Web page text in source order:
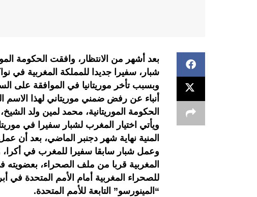
بعد أشهر من الانتظار، وافقت الحكومة
شبار، سفيرا جديدا للمملكة المغربية في
وبسبب تأخر موريتانيا في الموافقة على
أنباء عن رفض ضمني موريتاني لهذا الاسم
الحكومة الموريتانية، محمد لمين ولد
ويأتي اختيار المغرب لشبار سفيرا في
المنية نهاية شهر دجنبر الماضي، بعد أن
وعمل شبار سابقا سفيرا للمغرب في أكرا،
المغربية قربا من ملف الصحراء،
“المينورسو” التابعة للأمم المتحدة.